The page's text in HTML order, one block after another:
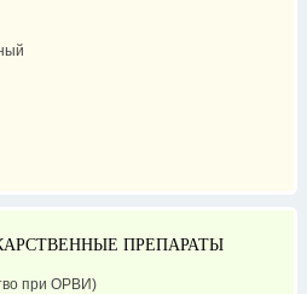
ПРЕПАРАТЫ
при ОРВИ)